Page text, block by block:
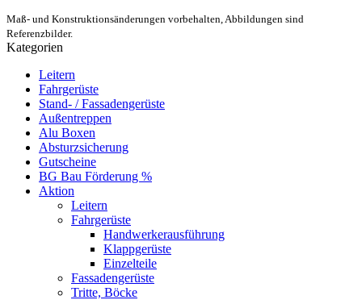
Maß- und Konstruktionsänderungen vorbehalten, Abbildungen sind
Referenzbilder.
Kategorien
Leitern
Fahrgerüste
Stand- / Fassadengerüste
Außentreppen
Alu Boxen
Absturzsicherung
Gutscheine
BG Bau Förderung %
Aktion
Leitern
Fahrgerüste
Handwerkerausführung
Klappgerüste
Einzelteile
Fassadengerüste
Tritte, Böcke